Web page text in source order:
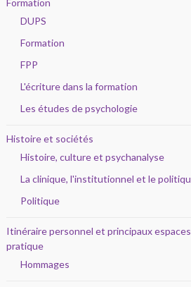
DUPS
Formation
FPP
L'écriture dans la formation
Les études de psychologie
Histoire et sociétés
Histoire, culture et psychanalyse
La clinique, l'institutionnel et le
Politique
Itinéraire personnel et principaux
pratique
Hommages